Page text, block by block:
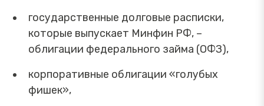
государственные долговые расписки,
которые выпускает Минфин РФ, –
облигации федерального займа (ОФЗ),
корпоративные облигации «голубых
фишек»,